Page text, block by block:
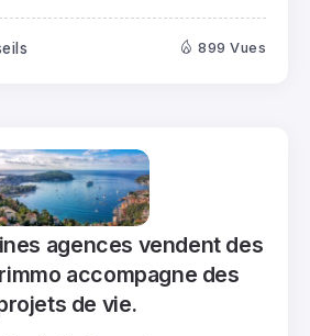
899 Vues
agences vendent des
accompagne des
de vie.